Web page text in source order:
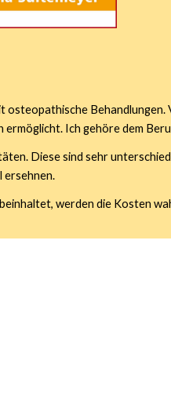
osteopathische
Ich gehöre dem
Diese sind sehr
ersehnen.
werden die Kosten